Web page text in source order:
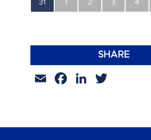
0
esemény,
31
0
esemény,
1
0
esemény,
2
0
esemény,
3
0
4
SHARE
EmailFacebook
LinkedIn